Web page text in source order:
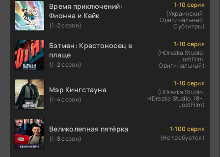
Время приключений:
Фионна и Кейк
(1-2 сезон)
1-10 серия
(Украинский,
Оригинальный,
Субтитры)
Бэтмен: Крестоносец в
плаще
(1-2 сезон)
1-10 серия
(HDrezka Studio,
LostFilm,
Оригинальный)
Мэр Кингстауна
(1-4 сезон)
1-10 серия
(HDrezka Studio,
HDrezka Studio. 18+,
LostFilm)
Великолепная пятёрка
(1-8 сезон)
1-100 серия
(Не требуется)